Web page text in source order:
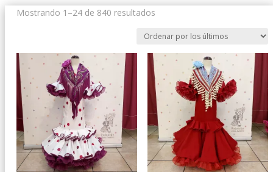
Mostrando 1–24 de 840 resultadosOrdenado
los
últimos